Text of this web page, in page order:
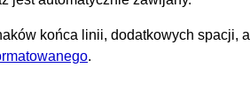
końca linii, dodatkowych spacji,
.